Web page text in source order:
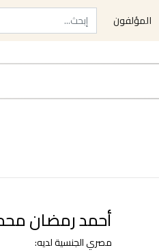
المؤلفون
أحمد رمضان
مصري الجنسية لديه: